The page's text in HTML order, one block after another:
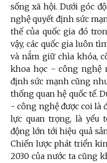
sống xã hội. Dưới góc
nghệ quyết định sức
thế của quốc gia đó
vậy, các quốc gia luôn
và nắm giữ chìa khóa,
khoa học - công nghệ
định sức mạnh cũng
thống quan hệ quốc tế.
- công nghệ được coi là
lực quan trọng, là yếu
động lớn tới hiệu quả
Chiến lược phát triển
2030 của nước ta cũng